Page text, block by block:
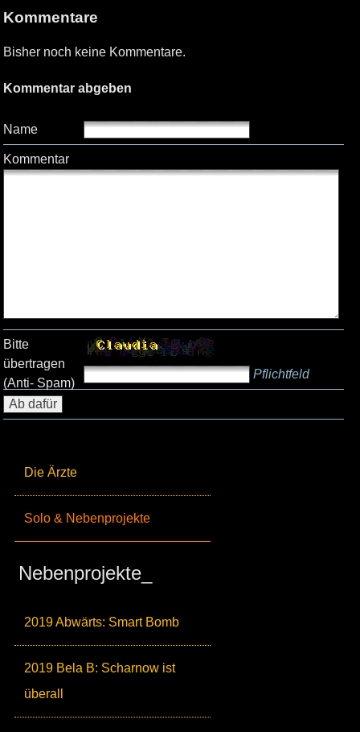
Die Ärzte
Solo & Nebenprojekte
Nebenprojekte_
2019 Abwärts: Smart Bomb
2019 Bela B: Scharnow ist
überall
Kommentare
Bisher noch keine Kommentare.
Kommentar abgeben
Name
Kommentar
Bitte
übertragen
(Anti- Spam)
Pflichtfeld